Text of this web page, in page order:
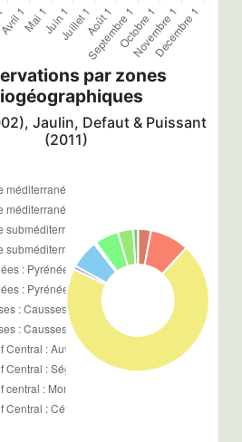
par zones
Jaulin, Defaut & Puissant
(2011)